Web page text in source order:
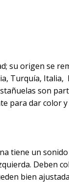
su origen se
Turquía,
son
para dar color
tiene un
Deben
bien